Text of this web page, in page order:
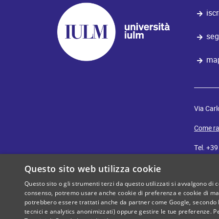
Via
Come
Tel.
iulm
cut
Questo sito web utilizza cookie
Questo sito o gli strumenti terzi da questo utilizzati si avvalgono di
consenso, potremo usare anche cookie di preferenza e cookie di
potrebbero essere trattati anche da partner come Google,
tecnici e analytics anonimizzati) oppure gestire le tue preferenze.